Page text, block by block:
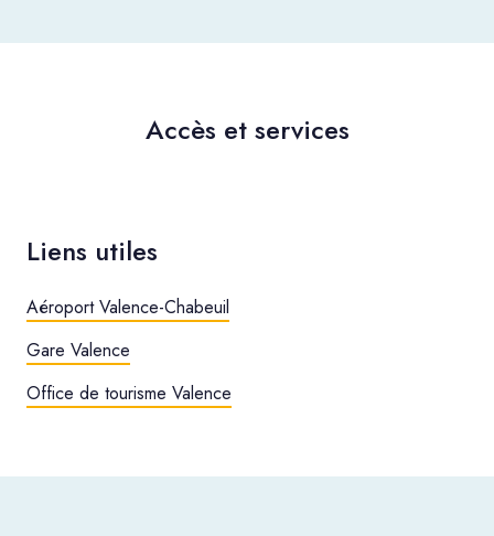
Accès et services
Liens utiles
Aéroport Valence-Chabeuil
Gare Valence
Office de tourisme Valence